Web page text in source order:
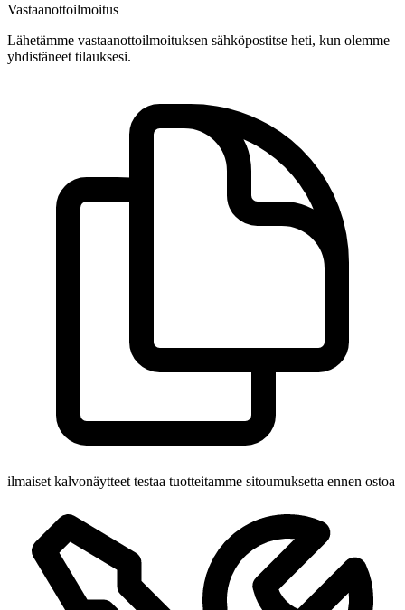
Vastaanottoilmoitus
Lähetämme vastaanottoilmoituksen sähköpostitse heti, kun olemme
yhdistäneet tilauksesi.
ilmaiset kalvonäytteet testaa tuotteitamme sitoumuksetta ennen ostoa